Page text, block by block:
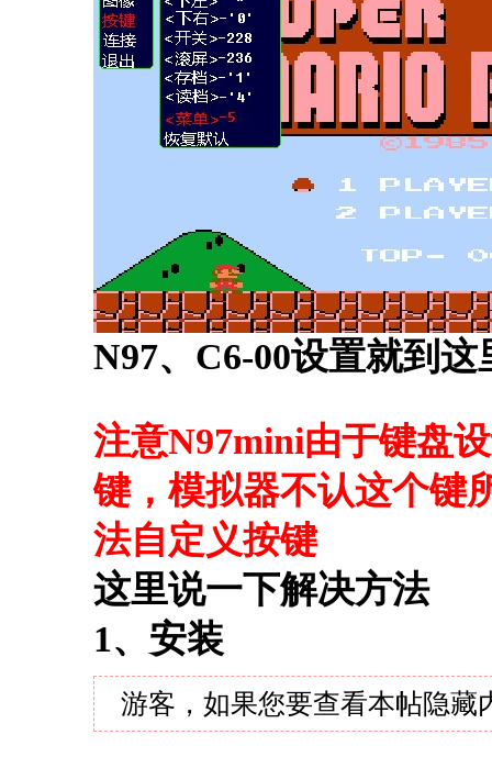
N97、C6-00设置就到这
注意N97mini由于键盘
键，模拟器不认这个键
法自定义按键
这里说一下解决方法
1、安装
游客，如果您要查看本帖隐藏